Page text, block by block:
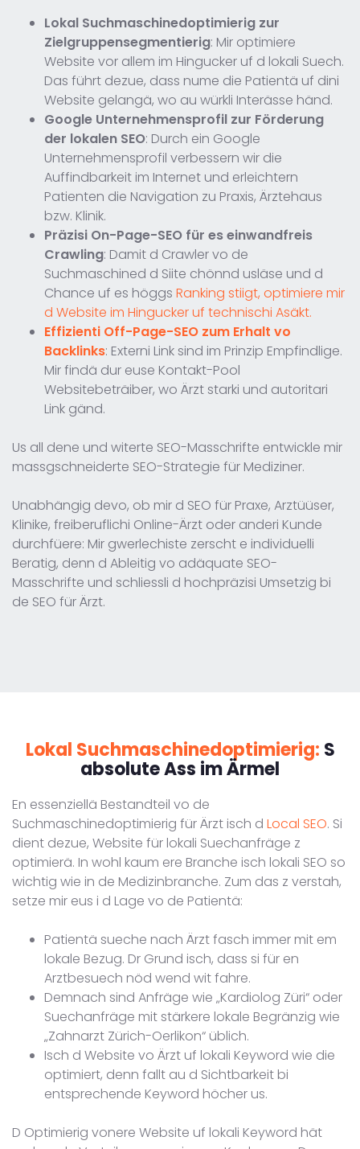
Lokal Suchmaschinedoptimierig zur
Zielgruppensegmentierig: Mir optimiere
Website vor allem im Hingucker uf d lokali Suech.
Das führt dezue, dass nume die Patientä uf dini
Website gelangä, wo au würkli Interässe händ.
Google Unternehmensprofil zur Förderung
der lokalen SEO: Durch ein Google
Unternehmensprofil verbessern wir die
Auffindbarkeit im Internet und erleichtern
Patienten die Navigation zu Praxis, Ärztehaus
bzw. Klinik.
Präzisi On-Page-SEO für es einwandfreis
Crawling: Damit d Crawler vo de
Suchmaschined d Siite chönnd usläse und d
Chance uf es höggs Ranking stiigt, optimiere mir
d Website im Hingucker uf technischi Asäkt.
Effizienti Off-Page-SEO zum Erhalt vo
Backlinks: Externi Link sind im Prinzip Empfindlige.
Mir findä dur euse Kontakt-Pool
Websitebeträiber, wo Ärzt starki und autoritari
Link gänd.
Us all dene und witerte SEO-Masschrifte entwickle mir
massgschneiderte SEO-Strategie für Mediziner.
Unabhängig devo, ob mir d SEO für Praxe, Arztüüser,
Klinike, freiberuflichi Online-Ärzt oder anderi Kunde
durchfüere: Mir gwerlechiste zerscht e individuelli
Beratig, denn d Ableitig vo adäquate SEO-
Masschrifte und schliessli d hochpräzisi Umsetzig bi
de SEO für Ärzt.
Lokal Suchmaschinedoptimierig: S
absolute Ass im Ärmel
En essenziellä Bestandteil vo de
Suchmaschinedoptimierig für Ärzt isch d Local SEO. Si
dient dezue, Website für lokali Suechanfräge z
optimierä. In wohl kaum ere Branche isch lokali SEO so
wichtig wie in de Medizinbranche. Zum das z verstah,
setze mir eus i d Lage vo de Patientä:
Patientä sueche nach Ärzt fasch immer mit em
lokale Bezug. Dr Grund isch, dass si für en
Arztbesuech nöd wend wit fahre.
Demnach sind Anfräge wie „Kardiolog Züri“ oder
Suechanfräge mit stärkere lokale Begränzig wie
„Zahnarzt Zürich-Oerlikon“ üblich.
Isch d Website vo Ärzt uf lokali Keyword wie die
optimiert, denn fallt au d Sichtbarkeit bi
entsprechende Keyword höcher us.
D Optimierig vonere Website uf lokali Keyword hät